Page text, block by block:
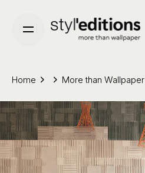
content
Home More than Wallpaper